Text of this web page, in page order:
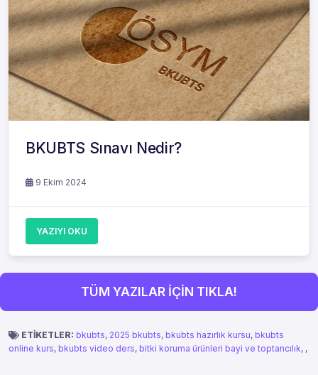
BKUBTS Sınavı Nedir?
9 Ekim 2024
YAZIYI OKU
TÜM YAZILAR İÇİN TIKLA!
ETİKETLER: bkubts, 2025 bkubts, bkubts hazırlık kursu, bkubts
online kurs, bkubts video ders, bitki koruma ürünleri bayi ve toptancılık, ,